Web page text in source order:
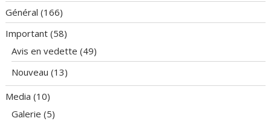
Général (166)
Important (58)
Avis en vedette (49)
Nouveau (13)
Media (10)
Galerie (5)